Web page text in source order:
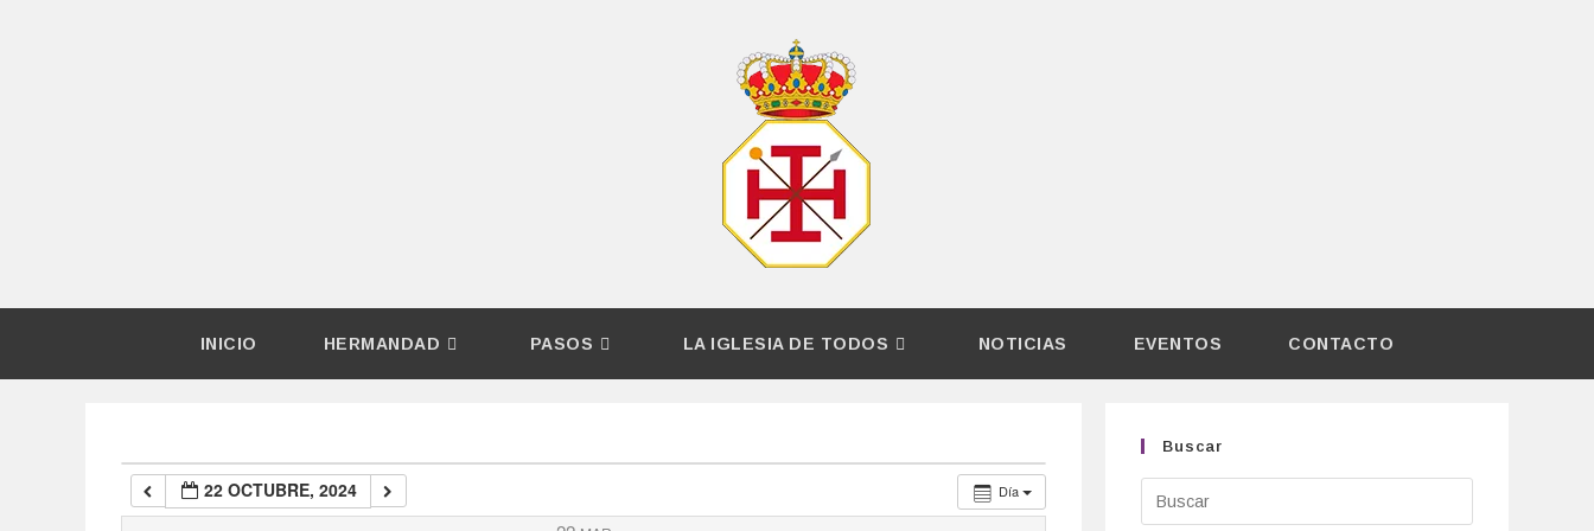
INICIO HERMANDAD PASOS LA IGLESIA DE TODOS NOTICIAS EVENTOS CONTACTO
Día
22 OCTUBRE, 2024
07:00
Buscar